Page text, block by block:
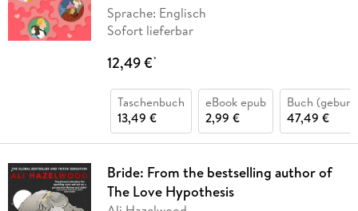
Sprache: Englisch
Sofort lieferbar
12,49 €*
Taschenbuch
13,49 €
eBook epub
2,99 €
Buch
47,49 €
Bride: From the bestselling author of
The Love Hypothesis